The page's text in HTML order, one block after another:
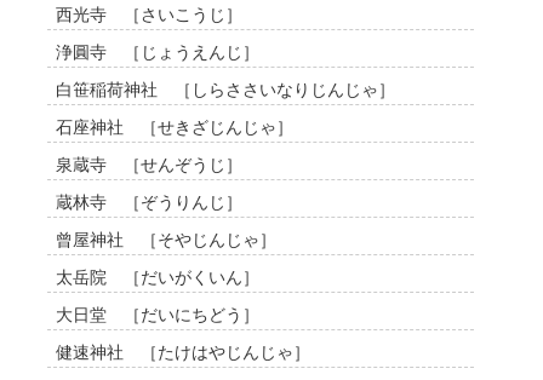
西光寺 ［さいこうじ］
浄圓寺 ［じょうえんじ］
白笹稲荷神社 ［しらささいなりじんじゃ］
石座神社 ［せきざじんじゃ］
泉蔵寺 ［せんぞうじ］
蔵林寺 ［ぞうりんじ］
曾屋神社 ［そやじんじゃ］
太岳院 ［だいがくいん］
大日堂 ［だいにちどう］
健速神社 ［たけはやじんじゃ］